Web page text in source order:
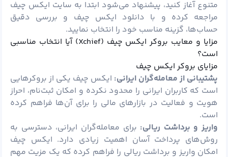
متنوع آغاز کنید، پیشنهاد می‌شود ابتدا به سایت ایکس چیف
مراجعه کرده و با دانلود ایکس چیف و بررسی دقیق
حساب‌ها، گزینه مناسب خود را انتخاب نمایید.
مزایا و معایب بروکر ایکس چیف (Xchief) آیا انتخاب مناسبی
است؟
مزایای بروکر ایکس چیف
پشتیبانی از معامله‌گران ایرانی: ایکس چیف یکی از بروکرهایی
است که کاربران ایرانی را محدود نکرده و امکان ثبت‌نام، احراز
هویت و فعالیت در بازارهای مالی را برای آن‌ها فراهم کرده
است.
واریز و برداشت ریالی: برای معامله‌گران ایرانی، دسترسی به
روش‌های پرداخت آسان اهمیت زیادی دارد. ایکس چیف
امکان واریز و برداشت ریالی را فراهم کرده که یک مزیت مهم